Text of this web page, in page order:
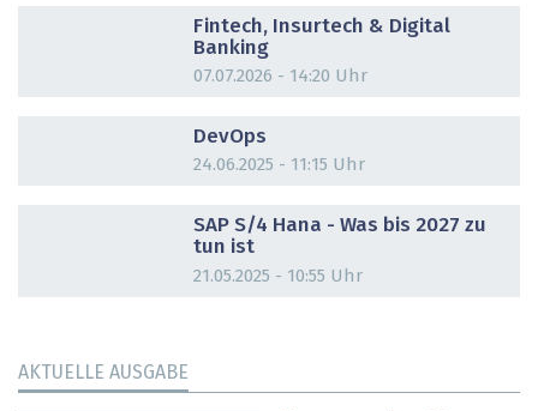
Fintech, Insurtech & Digital
Banking
07.07.2026 - 14:20 Uhr
DevOps
24.06.2025 - 11:15 Uhr
SAP S/4 Hana - Was bis 2027 zu
tun ist
21.05.2025 - 10:55 Uhr
AKTUELLE AUSGABE